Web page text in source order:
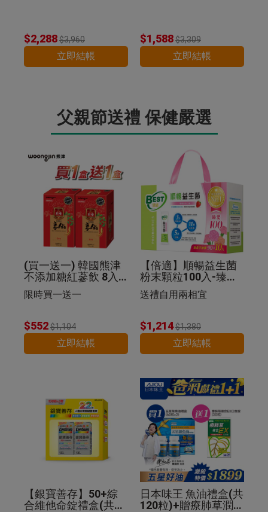
$2,288$3,960
立即結帳
$1,588$3,309
立即結帳
父親節送禮 保健嚴選
(買一送一) 韓國熊津
不添加糖紅蔘飲 8入
组
限時買一送一
$552$1,104
立即結帳
【倍適】順暢益生菌
粉末顆粒100入-臻愛
限定版禮盒
送禮自用兩相宜
$1,214$1,380
立即結帳
【銀寶善存】50+綜
合維他命錠禮盒(共26
日本味王 魚油禮盒(共
120粒)+贈療肺草潤喉